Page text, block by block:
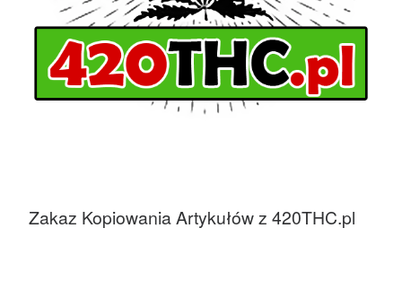
Zakaz Kopiowania Artykułów z 420THC.pl